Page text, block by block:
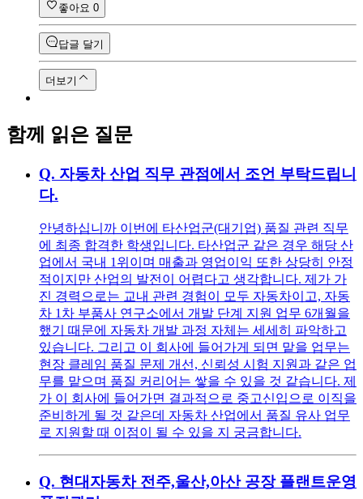
좋아요 0
답글 달기
더보기
함께 읽은 질문
Q. 자동차 산업 직무 관점에서 조언 부탁드립니
다.
안녕하십니까 이번에 타산업군(대기업) 품질 관련 직무
에 최종 합격한 학생입니다. 타산업군 같은 경우 해당 산
업에서 국내 1위이며 매출과 영업이익 또한 상당히 안정
적이지만 산업의 발전이 어렵다고 생각합니다. 제가 가
진 경력으로는 교내 관련 경험이 모두 자동차이고, 자동
차 1차 부품사 연구소에서 개발 단계 지원 업무 6개월을
했기 때문에 자동차 개발 과정 자체는 세세히 파악하고
있습니다. 그리고 이 회사에 들어가게 되면 맡을 업무는
현장 클레임 품질 문제 개선, 신뢰성 시험 지원과 같은 업
무를 맡으며 품질 커리어는 쌓을 수 있을 것 같습니다. 제
가 이 회사에 들어가면 결과적으로 중고신입으로 이직을
준비하게 될 것 같은데 자동차 산업에서 품질 유사 업무
로 지원할 때 이점이 될 수 있을 지 궁금합니다.
Q. 현대자동차 전주,울산,아산 공장 플랜트운영